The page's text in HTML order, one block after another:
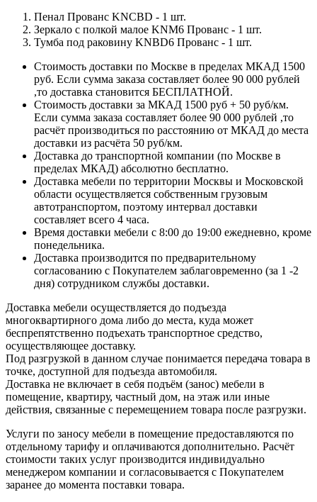
Пенал Прованс KNCBD - 1 шт.
Зеркало с полкой малое KNM6 Прованс - 1 шт.
Тумба под раковину KNBD6 Прованс - 1 шт.
Стоимость доставки по Москве в пределах МКАД 1500
руб. Если сумма заказа составляет более 90 000 рублей
,то доставка становится БЕСПЛАТНОЙ.
Стоимость доставки за МКАД 1500 руб + 50 руб/км.
Если сумма заказа составляет более 90 000 рублей ,то
расчёт производиться по расстоянию от МКАД до места
доставки из расчёта 50 руб/км.
Доставка до транспортной компании (по Москве в
пределах МКАД) абсолютно бесплатно.
Доставка мебели по территории Москвы и Московской
области осуществляется собственным грузовым
автотранспортом, поэтому интервал доставки
составляет всего 4 часа.
Время доставки мебели с 8:00 до 19:00 ежедневно, кроме
понедельника.
Доставка производится по предварительному
согласованию с Покупателем заблаговременно (за 1 -2
дня) сотрудником службы доставки.
Доставка мебели осуществляется до подъезда
многоквартирного дома либо до места, куда может
беспрепятственно подъехать транспортное средство,
осуществляющее доставку.
Под разгрузкой в данном случае понимается передача товара в
точке, доступной для подъезда автомобиля.
Доставка не включает в себя подъём (занос) мебели в
помещение, квартиру, частный дом, на этаж или иные
действия, связанные с перемещением товара после разгрузки.
Услуги по заносу мебели в помещение предоставляются по
отдельному тарифу и оплачиваются дополнительно. Расчёт
стоимости таких услуг производится индивидуально
менеджером компании и согласовывается с Покупателем
заранее до момента поставки товара.